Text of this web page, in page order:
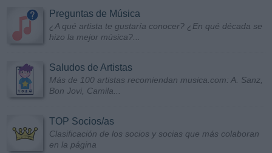
Preguntas de Música
¿A qué artista te gustaría conocer? ¿En qué década se
hizo la mejor música?...
Saludos de Artistas
Más de 100 artistas recomiendan musica.com: A. Sanz,
Bon Jovi, Camila...
TOP Socios/as
Clasificación de los socios y socias que más colaboran
en la página